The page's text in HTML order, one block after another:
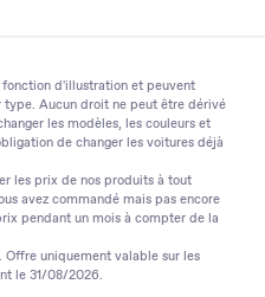
fonction d'illustration et peuvent
Aucun droit ne peut être dérivé
les modèles, les couleurs et
de changer les voitures déjà
les prix de nos produits à tout
avez commandé mais pas encore
pendant un mois à compter de la
uniquement valable sur les
le 31/08/2026.